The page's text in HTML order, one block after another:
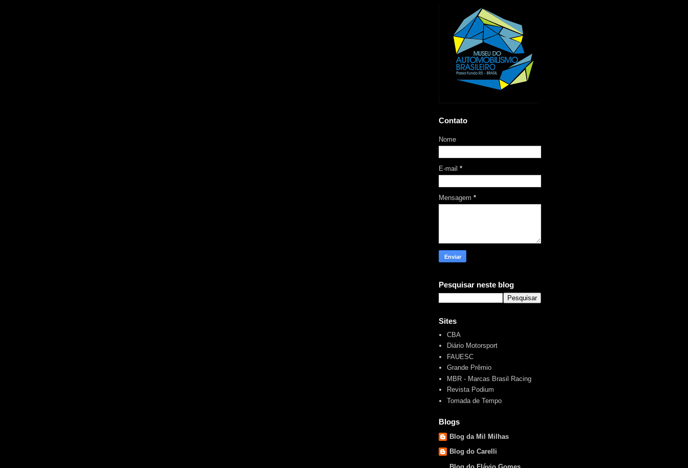
Contato
Nome
E-mail *
Mensagem *
Pesquisar neste blog
Sites
CBA
Diário Motorsport
FAUESC
Grande Prêmio
MBR - Marcas Brasil Racing
Revista Podium
Tomada de Tempo
Blogs
Blog da Mil Milhas
Blog do Carelli